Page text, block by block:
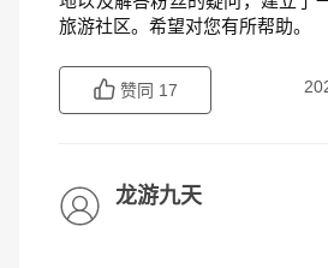
旅游社区。希望对您有所帮助。
赞同 17
龙游九天